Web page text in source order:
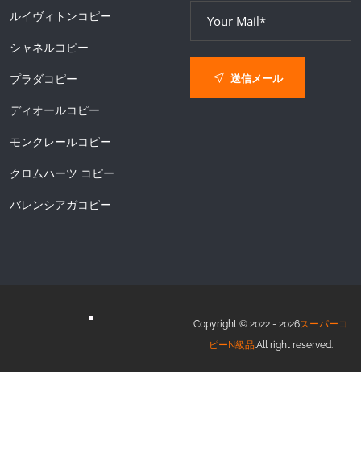
ルイヴィトンコピー
シャネルコピー
プラダコピー
ディオールコピー
モンクレールコピー
クロムハーツ コピー
バレンシアガコピー
送信メール
Copyright © 2022 - 2026スーパーコ
ピーN級品.All right reserved.